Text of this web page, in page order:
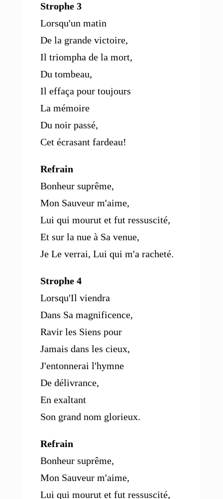
Strophe 3
Lorsqu'un matin
De la grande victoire,
Il triompha de la mort,
Du tombeau,
Il effaça pour toujours
La mémoire
Du noir passé,
Cet écrasant fardeau!
Refrain
Bonheur suprême,
Mon Sauveur m'aime,
Lui qui mourut et fut ressuscité,
Et sur la nue à Sa venue,
Je Le verrai, Lui qui m'a racheté.
Strophe 4
Lorsqu'Il viendra
Dans Sa magnificence,
Ravir les Siens pour
Jamais dans les cieux,
J'entonnerai l'hymne
De délivrance,
En exaltant
Son grand nom glorieux.
Refrain
Bonheur suprême,
Mon Sauveur m'aime,
Lui qui mourut et fut ressuscité,